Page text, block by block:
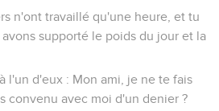
n'ont travaillé qu'une heure, et tu
supporté le poids du jour et la
l'un d'eux : Mon ami, je ne te fais
convenu avec moi d'un denier ?